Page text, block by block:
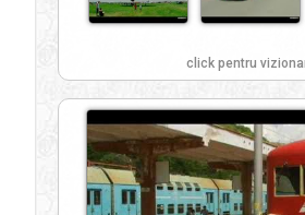
click pentru